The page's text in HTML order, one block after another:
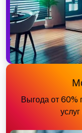
Выгода от 60%